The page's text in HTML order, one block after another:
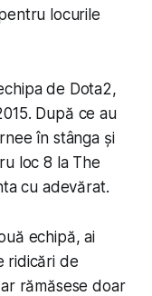
locurile
de Dota2,
După ce au
în stânga și
loc 8 la The
cu adevărat.
echipă, ai
ridicări de
rămăsese doar